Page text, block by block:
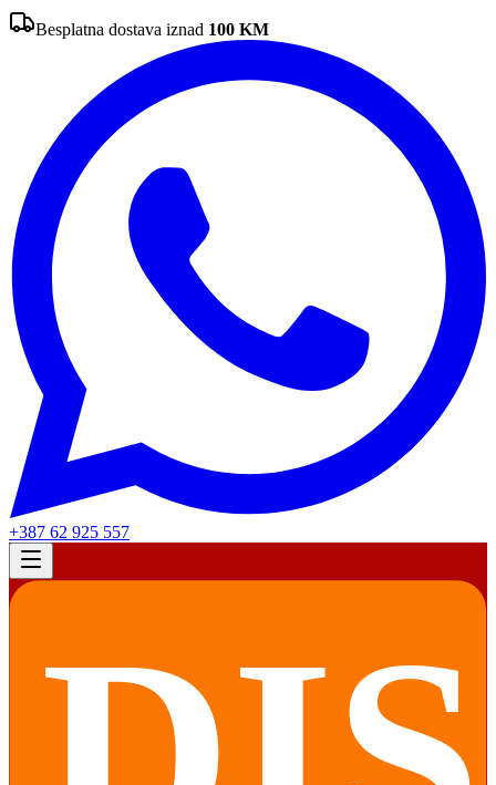
Besplatna dostava iznad 100 KM
+387 62 925 557